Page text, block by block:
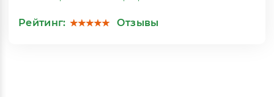
Рейтинг: Отзывы